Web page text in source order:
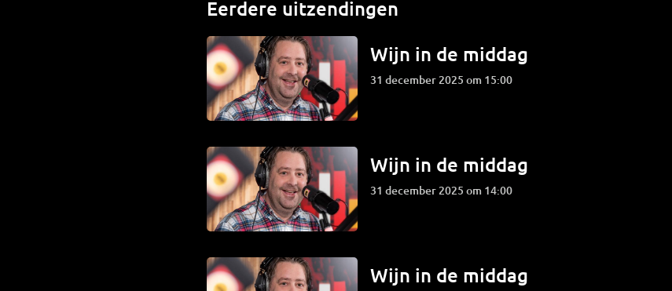
Eerdere uitzendingen
Wijn in de middag
31 december 2025 om 15:00
Wijn in de middag
31 december 2025 om 14:00
Wijn in de middag